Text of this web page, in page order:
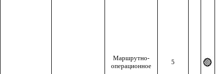
Маршрутно-
операционное
5